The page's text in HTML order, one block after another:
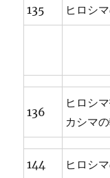
135 ヒロシ
136
ヒロシ
カシマ
144 ヒロシ